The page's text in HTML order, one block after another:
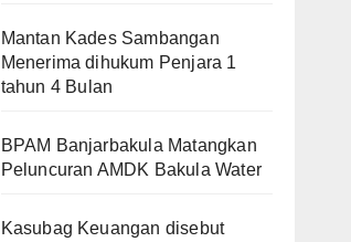
Mantan Kades Sambangan
Menerima dihukum Penjara 1
tahun 4 Bulan
BPAM Banjarbakula Matangkan
Peluncuran AMDK Bakula Water
Kasubag Keuangan disebut